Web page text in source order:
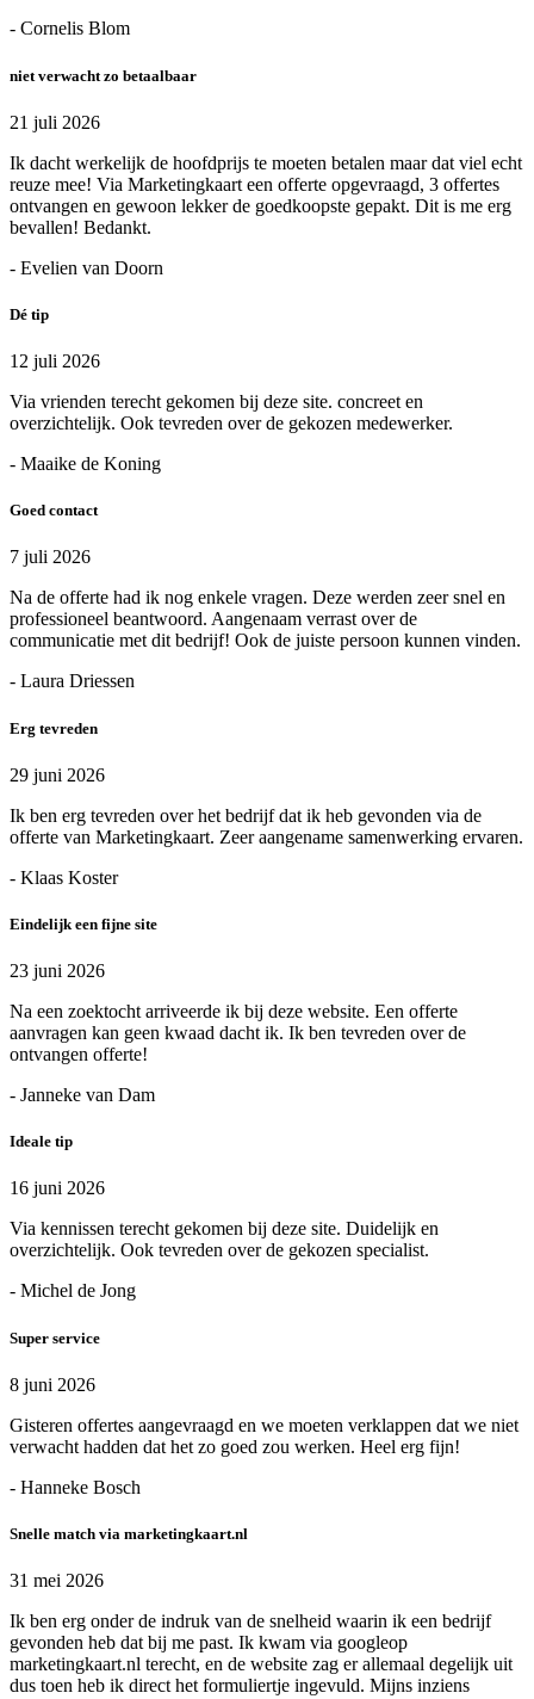
- Cornelis Blom
niet verwacht zo betaalbaar
21 juli 2026
Ik dacht werkelijk de hoofdprijs te moeten betalen maar dat viel echt
reuze mee! Via Marketingkaart een offerte opgevraagd, 3 offertes
ontvangen en gewoon lekker de goedkoopste gepakt. Dit is me erg
bevallen! Bedankt.
- Evelien van Doorn
Dé tip
12 juli 2026
Via vrienden terecht gekomen bij deze site. concreet en
overzichtelijk. Ook tevreden over de gekozen medewerker.
- Maaike de Koning
Goed contact
7 juli 2026
Na de offerte had ik nog enkele vragen. Deze werden zeer snel en
professioneel beantwoord. Aangenaam verrast over de
communicatie met dit bedrijf! Ook de juiste persoon kunnen vinden.
- Laura Driessen
Erg tevreden
29 juni 2026
Ik ben erg tevreden over het bedrijf dat ik heb gevonden via de
offerte van Marketingkaart. Zeer aangename samenwerking ervaren.
- Klaas Koster
Eindelijk een fijne site
23 juni 2026
Na een zoektocht arriveerde ik bij deze website. Een offerte
aanvragen kan geen kwaad dacht ik. Ik ben tevreden over de
ontvangen offerte!
- Janneke van Dam
Ideale tip
16 juni 2026
Via kennissen terecht gekomen bij deze site. Duidelijk en
overzichtelijk. Ook tevreden over de gekozen specialist.
- Michel de Jong
Super service
8 juni 2026
Gisteren offertes aangevraagd en we moeten verklappen dat we niet
verwacht hadden dat het zo goed zou werken. Heel erg fijn!
- Hanneke Bosch
Snelle match via marketingkaart.nl
31 mei 2026
Ik ben erg onder de indruk van de snelheid waarin ik een bedrijf
gevonden heb dat bij me past. Ik kwam via googleop
marketingkaart.nl terecht, en de website zag er allemaal degelijk uit
dus toen heb ik direct het formuliertje ingevuld. Mijns inziens